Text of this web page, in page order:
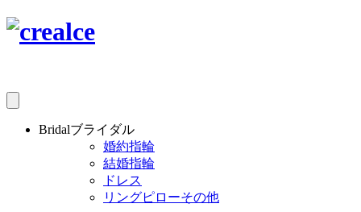
Bridalブライダル
婚約指輪
結婚指輪
ドレス
リングピローその他